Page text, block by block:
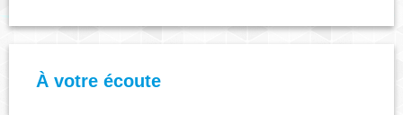
À votre écoute